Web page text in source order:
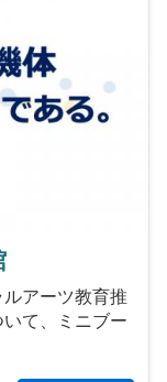
アーツ教育推
て、ミニブー